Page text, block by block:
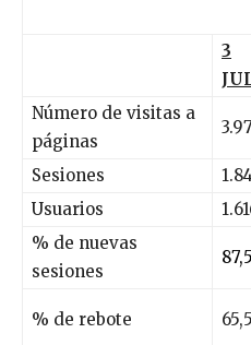
3
Número de visitas a
páginas
Sesiones
Usuarios
% de nuevas
sesiones
% de rebote